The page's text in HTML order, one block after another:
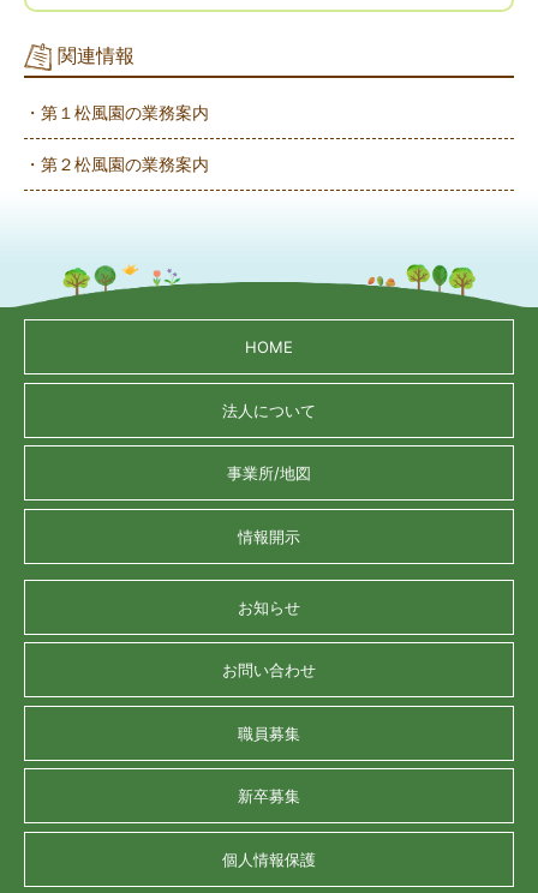
関連情報
・第１松風園の業務案内
・第２松風園の業務案内
HOME
法人について
事業所/地図
情報開示
お知らせ
お問い合わせ
職員募集
新卒募集
個人情報保護